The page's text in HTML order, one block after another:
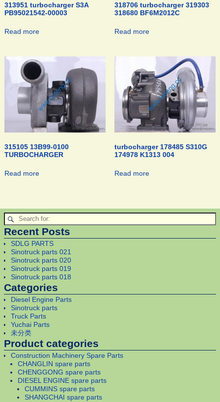
313951 turbocharger S3A
PB95021542-00003
Read more
318706 turbocharger 319303
318680 BF6M2012C
Read more
315105 13B99-0100
TURBOCHARGER
Read more
turbocharger 178485 S310G
174978 K1313 004
Read more
Recent Posts
SDLG PARTS
Sinotruck parts 021
Sinotruck parts 020
Sinotruck parts 019
Sinotruck parts 018
Categories
Diesel Engine Parts
Sinotruck parts
Truck Parts
Yuchai Parts
未分类
Product categories
Construction Machinery Spare Parts
CHANGLIN spare parts
CHENGGONG spare parts
DIESEL ENGINE spare parts
CUMMINS spare parts
SHANGCHAI spare parts